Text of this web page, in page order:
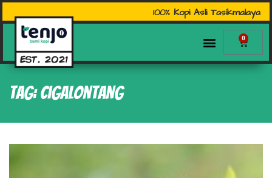
100% Kopi Asli Tasikmalaya
0
Tag: Cigalontang